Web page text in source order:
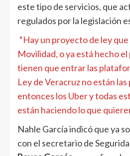
este tipo de servicios, que
regulados por la legislación
“Hay un proyecto de ley que
Movilidad, o ya está hecho
tienen que entrar las
Ley de Veracruz no están
entonces los Uber y todas
están haciendo lo que
Nahle García indicó que ya
con el secretario de